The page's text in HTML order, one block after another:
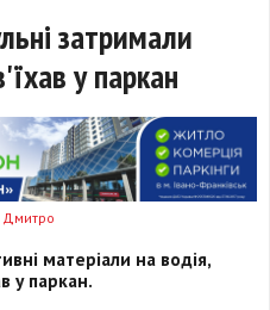
затримали
у паркан
Дмитро
матеріали на водія,
у паркан.